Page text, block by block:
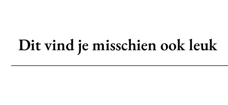
Dit vind je misschien ook leuk